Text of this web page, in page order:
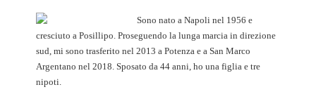
Sono nato a Napoli nel 1956 e
cresciuto a Posillipo. Proseguendo la lunga marcia in direzione
sud, mi sono trasferito nel 2013 a Potenza e a San Marco
Argentano nel 2018. Sposato da 44 anni, ho una figlia e tre
nipoti.